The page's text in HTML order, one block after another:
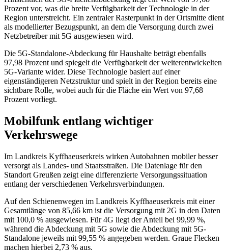
Prozent vor, was die breite Verfügbarkeit der Technologie in der
Region unterstreicht. Ein zentraler Rasterpunkt in der Ortsmitte dient
als modellierter Bezugspunkt, an dem die Versorgung durch zwei
Netzbetreiber mit 5G ausgewiesen wird.
Die 5G-Standalone-Abdeckung für Haushalte beträgt ebenfalls
97,98 Prozent und spiegelt die Verfügbarkeit der weiterentwickelten
5G-Variante wider. Diese Technologie basiert auf einer
eigenständigeren Netzstruktur und spielt in der Region bereits eine
sichtbare Rolle, wobei auch für die Fläche ein Wert von 97,68
Prozent vorliegt.
Mobilfunk entlang wichtiger
Verkehrswege
Im Landkreis Kyffhaeuserkreis wirken Autobahnen mobiler besser
versorgt als Landes- und Staatsstraßen. Die Datenlage für den
Standort Greußen zeigt eine differenzierte Versorgungssituation
entlang der verschiedenen Verkehrsverbindungen.
Auf den Schienenwegen im Landkreis Kyffhaeuserkreis mit einer
Gesamtlänge von 85,66 km ist die Versorgung mit 2G in den Daten
mit 100,0 % ausgewiesen. Für 4G liegt der Anteil bei 99,99 %,
während die Abdeckung mit 5G sowie die Abdeckung mit 5G-
Standalone jeweils mit 99,55 % angegeben werden. Graue Flecken
machen hierbei 2,73 % aus.